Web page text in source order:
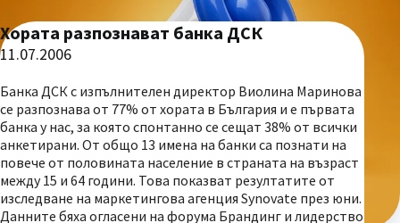
Хората разпознават банка ДСК
11.07.2006
Банка ДСК с изпълнителен директор Виолина Маринова
се разпознава от 77% от хората в България и е първата
банка у нас, за която спонтанно се сещат 38% от всички
анкетирани. От общо 13 имена на банки са познати на
повече от половината население в страната на възраст
между 15 и 64 години. Това показват резултатите от
изследване на маркетингова агенция Synovate през юни.
Данните бяха огласени на форума Брандинг и лидерство